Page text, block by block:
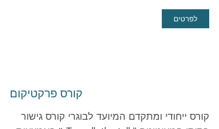
לפרטים
קורס פרקטיקום
קורס ייחודי ומתקדם המיועד לבוגרי קורס גישור